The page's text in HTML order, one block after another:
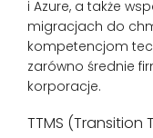
i Azure, a także
migracjach do
kompetencjom
zarówno średnie
korporacje.
TTMS (Transition